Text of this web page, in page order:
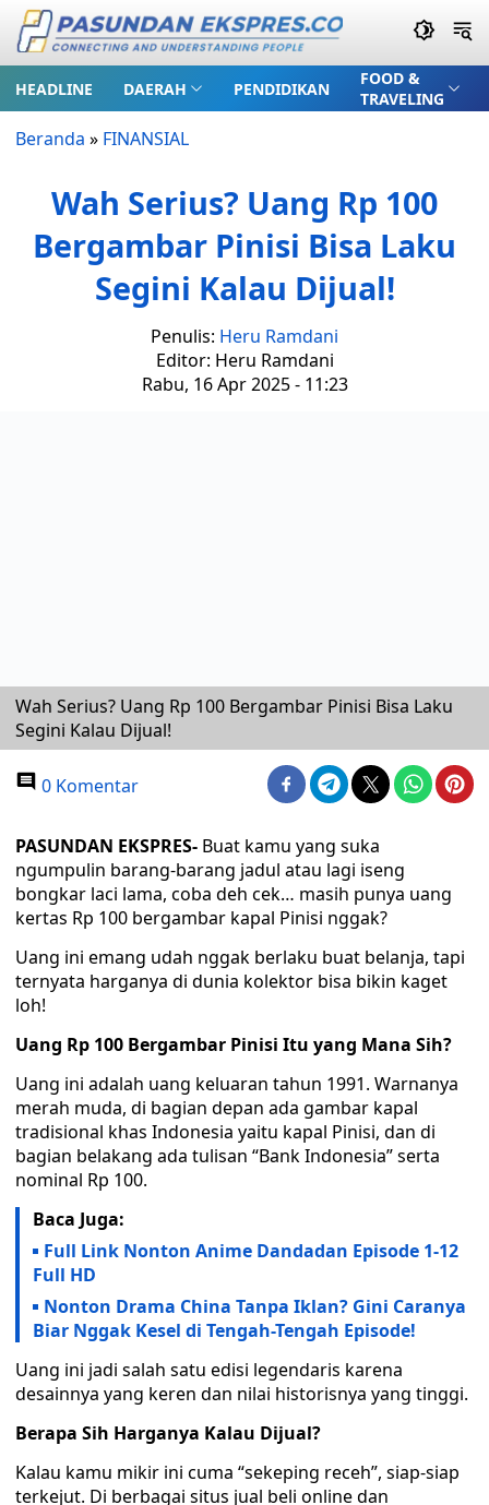
HEADLINE DAERAH PENDIDIKAN
FOOD &
TRAVELING
Beranda » FINANSIAL
Wah Serius? Uang Rp 100
Bergambar Pinisi Bisa Laku
Segini Kalau Dijual!
Penulis: Heru Ramdani
Editor: Heru Ramdani
Rabu, 16 Apr 2025 - 11:23
Wah Serius? Uang Rp 100 Bergambar Pinisi Bisa Laku
Segini Kalau Dijual!
0 Komentar
PASUNDAN EKSPRES- Buat kamu yang suka
ngumpulin barang-barang jadul atau lagi iseng
bongkar laci lama, coba deh cek… masih punya uang
kertas Rp 100 bergambar kapal Pinisi nggak?
Uang ini emang udah nggak berlaku buat belanja, tapi
ternyata harganya di dunia kolektor bisa bikin kaget
loh!
Uang Rp 100 Bergambar Pinisi Itu yang Mana Sih?
Uang ini adalah uang keluaran tahun 1991. Warnanya
merah muda, di bagian depan ada gambar kapal
tradisional khas Indonesia yaitu kapal Pinisi, dan di
bagian belakang ada tulisan “Bank Indonesia” serta
nominal Rp 100.
Baca Juga:
Full Link Nonton Anime Dandadan Episode 1-12
Full HD
Nonton Drama China Tanpa Iklan? Gini Caranya
Biar Nggak Kesel di Tengah-Tengah Episode!
Uang ini jadi salah satu edisi legendaris karena
desainnya yang keren dan nilai historisnya yang tinggi.
Berapa Sih Harganya Kalau Dijual?
Kalau kamu mikir ini cuma “sekeping receh”, siap-siap
terkejut. Di berbagai situs jual beli online dan